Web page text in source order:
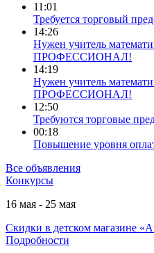
11:01
Требуется торговый
14:26
Нужен учитель
ПРОФЕССИОНАЛ!
14:19
Нужен учитель
ПРОФЕССИОНАЛ!
12:50
Требуются торговые
00:18
Повышение уровня
Все объявления
Конкурсы
16 мая - 25 мая
Скидки в детском магазине
Подробности